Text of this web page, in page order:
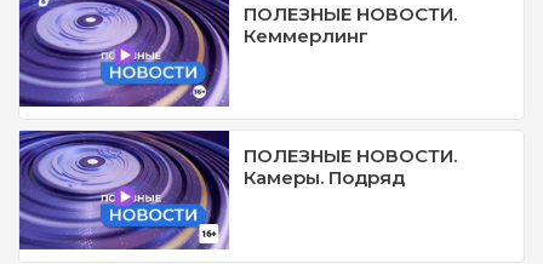
ПОЛЕЗНЫЕ НОВОСТИ.
Кеммерлинг
ПОЛЕЗНЫЕ НОВОСТИ.
Камеры. Подряд